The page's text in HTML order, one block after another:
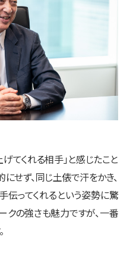
てくれる相手」と感じたこと
せず、同じ土俵で汗をかき、
伝ってくれるという姿勢に驚
クの強さも魅力ですが、一番